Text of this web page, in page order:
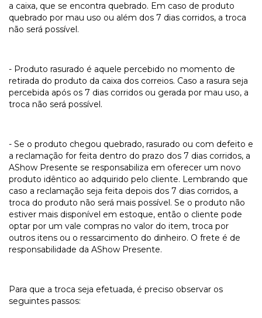
a caixa, que se encontra quebrado. Em caso de produto
quebrado por mau uso ou além dos 7 dias corridos, a troca
não será possível.
- Produto rasurado é aquele percebido no momento de
retirada do produto da caixa dos correios. Caso a rasura seja
percebida após os 7 dias corridos ou gerada por mau uso, a
troca não será possível.
- Se o produto chegou quebrado, rasurado ou com defeito e
a reclamação for feita dentro do prazo dos 7 dias corridos, a
AShow Presente se responsabiliza em oferecer um novo
produto idêntico ao adquirido pelo cliente. Lembrando que
caso a reclamação seja feita depois dos 7 dias corridos, a
troca do produto não será mais possível. Se o produto não
estiver mais disponível em estoque, então o cliente pode
optar por um vale compras no valor do item, troca por
outros itens ou o ressarcimento do dinheiro. O frete é de
responsabilidade da AShow Presente.
Para que a troca seja efetuada, é preciso observar os
seguintes passos: